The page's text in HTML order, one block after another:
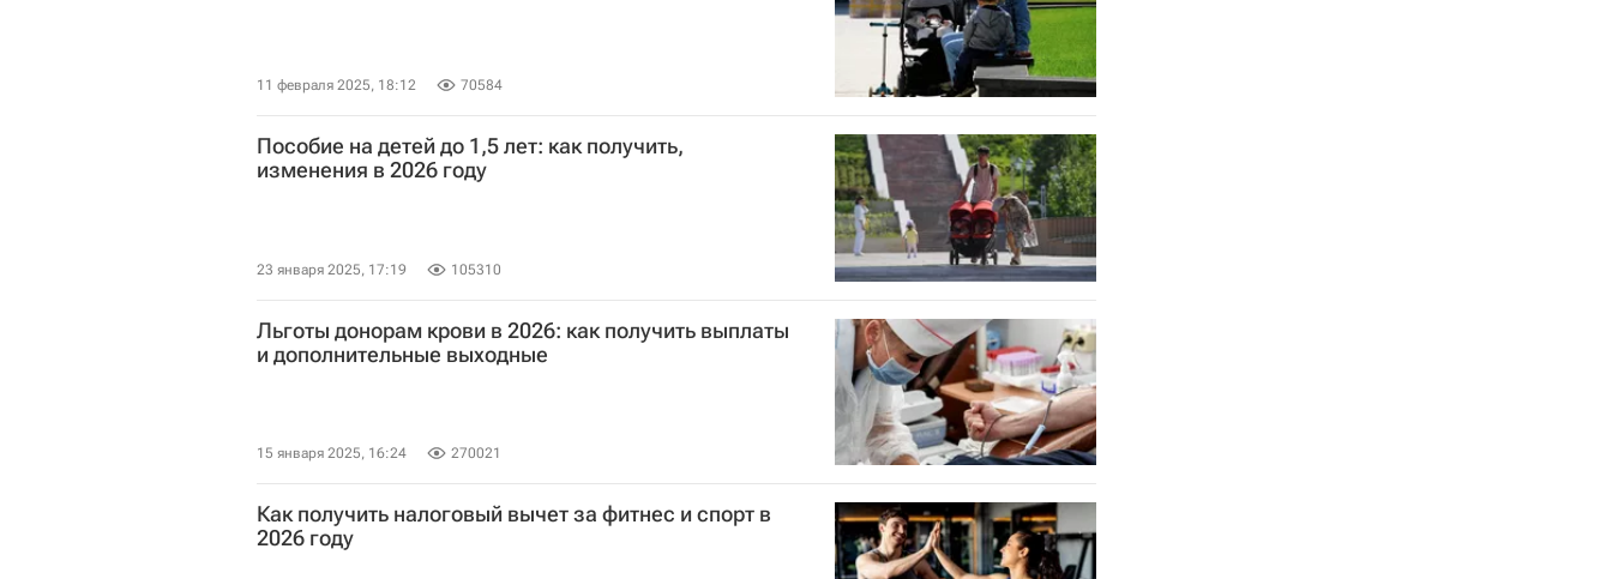
11 февраля 2025, 18:12 70584
Пособие на детей до 1,5 лет: как получить,
изменения в 2026 году
23 января 2025, 17:19 105310
Льготы донорам крови в 2026: как получить выплаты
и дополнительные выходные
15 января 2025, 16:24 270021
Как получить налоговый вычет за фитнес и спорт в
2026 году